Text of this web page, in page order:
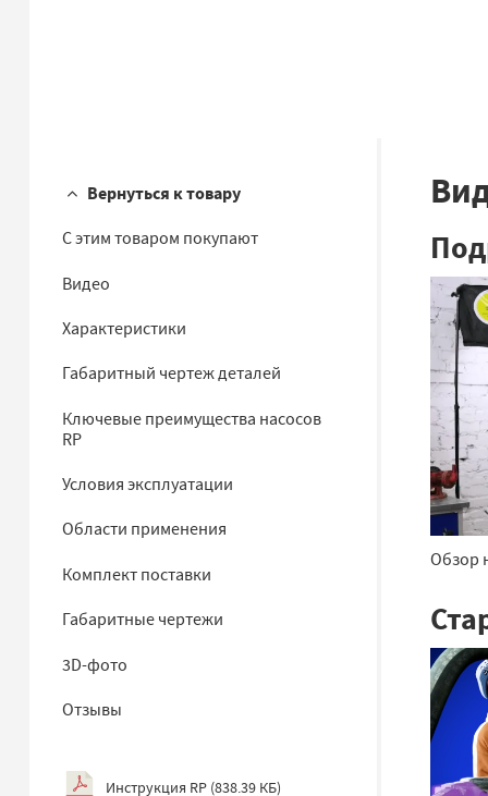
Вернуться к товару
С этим товаром покупают
Видео
Характеристики
Габаритный чертеж деталей
Ключевые преимущества насосов
RP
Условия эксплуатации
Области применения
Комплект поставки
Габаритные чертежи
3D-фото
Отзывы
Инструкция RP (838.39 КБ)
Обзор